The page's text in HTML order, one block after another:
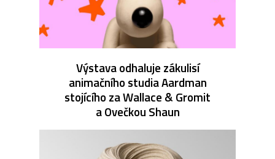
Výstava odhaluje zákulisí
animačního studia Aardman
stojícího za Wallace & Gromit
a Ovečkou Shaun